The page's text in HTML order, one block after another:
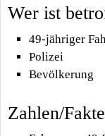
Wer ist
49-jähriger
Polizei
Bevölkerung
Zahlen/